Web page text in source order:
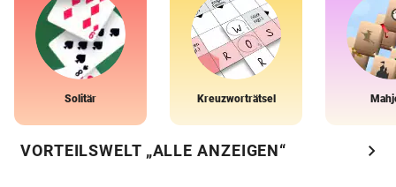
Solitär Kreuzworträtsel
VORTEILSWELT „ALLE ANZEIGEN“ chevron_right